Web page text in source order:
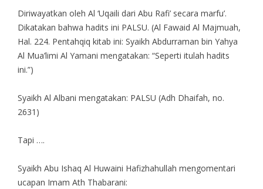
Diriwayatkan oleh Al ‘Uqaili dari Abu Rafi’ secara marfu’.
Dikatakan bahwa hadits ini PALSU. (Al Fawaid Al Majmuah,
Hal. 224. Pentahqiq kitab ini: Syaikh Abdurraman bin Yahya
Al Mua’limi Al Yamani mengatakan: “Seperti itulah hadits
ini.”)
Syaikh Al Albani mengatakan: PALSU (Adh Dhaifah, no.
2631)
Tapi ….
Syaikh Abu Ishaq Al Huwaini Hafizhahullah mengomentari
ucapan Imam Ath Thabarani: